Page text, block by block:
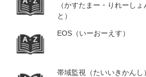
（かすたまー・りれーし
と）
EOS（いーおーえす）
帯域監視（たいいきかんし）